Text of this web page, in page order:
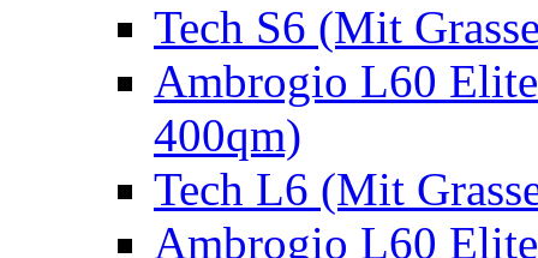
Tech S6 (Mit
Ambrogio L60
400qm)
Tech L6 (Mit
Ambrogio L60